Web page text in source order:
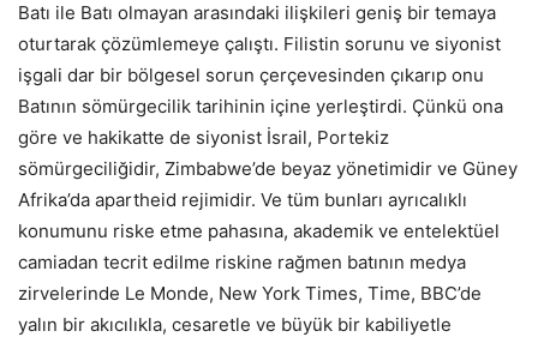
Batı ile Batı olmayan arasındaki ilişkileri geniş bir temaya
oturtarak çözümlemeye çalıştı. Filistin sorunu ve siyonist
işgali dar bir bölgesel sorun çerçevesinden çıkarıp onu
Batının sömürgecilik tarihinin içine yerleştirdi. Çünkü ona
göre ve hakikatte de siyonist İsrail, Portekiz
sömürgeciliğidir, Zimbabwe’de beyaz yönetimidir ve Güney
Afrika’da apartheid rejimidir. Ve tüm bunları ayrıcalıklı
konumunu riske etme pahasına, akademik ve entelektüel
camiadan tecrit edilme riskine rağmen batının medya
zirvelerinde Le Monde, New York Times, Time, BBC’de
yalın bir akıcılıkla, cesaretle ve büyük bir kabiliyetle